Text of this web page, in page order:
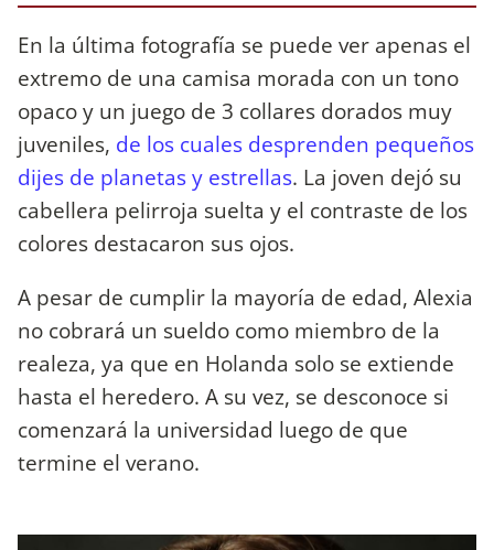
En la última fotografía se puede ver apenas el
extremo de una camisa morada con un tono
opaco y un juego de 3 collares dorados muy
juveniles, de los cuales desprenden pequeños
dijes de planetas y estrellas. La joven dejó su
cabellera pelirroja suelta y el contraste de los
colores destacaron sus ojos.
A pesar de cumplir la mayoría de edad, Alexia
no cobrará un sueldo como miembro de la
realeza, ya que en Holanda solo se extiende
hasta el heredero. A su vez, se desconoce si
comenzará la universidad luego de que
termine el verano.